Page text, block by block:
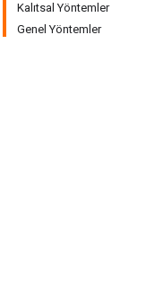
Kalıtsal Yöntemler
Genel Yöntemler